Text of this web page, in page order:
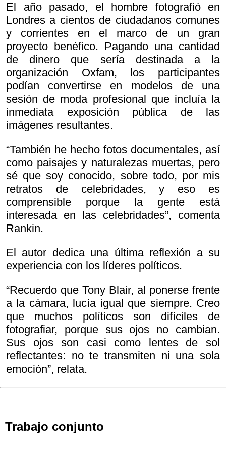
El año pasado, el hombre fotografió en
Londres a cientos de ciudadanos comunes
y corrientes en el marco de un gran
proyecto benéfico. Pagando una cantidad
de dinero que sería destinada a la
organización Oxfam, los participantes
podían convertirse en modelos de una
sesión de moda profesional que incluía la
inmediata exposición pública de las
imágenes resultantes.
“También he hecho fotos documentales, así
como paisajes y naturalezas muertas, pero
sé que soy conocido, sobre todo, por mis
retratos de celebridades, y eso es
comprensible porque la gente está
interesada en las celebridades”, comenta
Rankin.
El autor dedica una última reflexión a su
experiencia con los líderes políticos.
“Recuerdo que Tony Blair, al ponerse frente
a la cámara, lucía igual que siempre. Creo
que muchos políticos son difíciles de
fotografiar, porque sus ojos no cambian.
Sus ojos son casi como lentes de sol
reflectantes: no te transmiten ni una sola
emoción”, relata.
Trabajo conjunto